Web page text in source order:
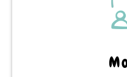
Lerngruppen, um